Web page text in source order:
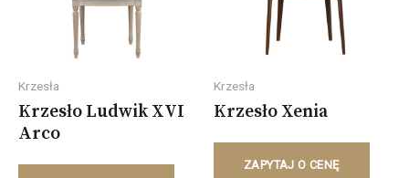
Krzesła
Krzesło Ludwik XVI
Arco
Krzesła
Krzesło Xenia
ZAPYTAJ O CENĘ